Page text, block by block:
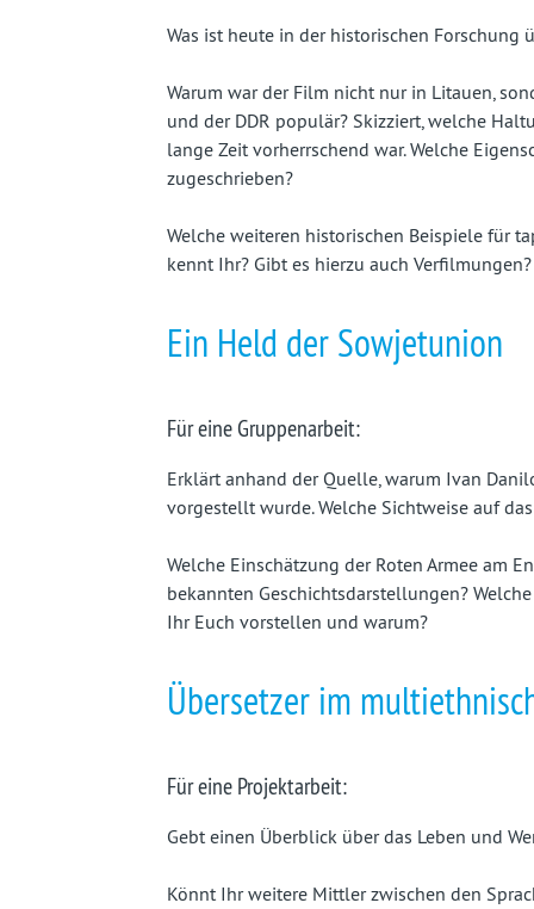
Was ist heute in der historischen Forschung
Warum war der Film nicht nur in Litauen,
und der DDR populär? Skizziert, welche
lange Zeit vorherrschend war. Welche
zugeschrieben?
Welche weiteren historischen Beispiele für
kennt Ihr? Gibt es hierzu auch Verfilmungen?
Ein Held der Sowjetunion
Für eine Gruppenarbeit:
Erklärt anhand der Quelle, warum Ivan
vorgestellt wurde. Welche Sichtweise auf
Welche Einschätzung der Roten Armee am
bekannten Geschichtsdarstellungen?
Ihr Euch vorstellen und warum?
Übersetzer im
Für eine Projektarbeit:
Gebt einen Überblick über das Leben und
Könnt Ihr weitere Mittler zwischen den